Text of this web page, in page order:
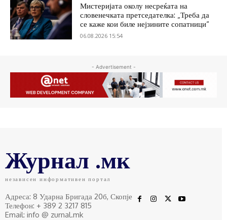
Мистеријата околу несреќата на
словенечката претседателка: „Треба да
се каже кои биле нејзините сопатници“
06.08.2026 15:54
- Advertisement -
Журнал .мк
независен информативен портал
Адреса: 8 Ударна Бригада 20б, Скопје
Телефон: + 389 2 3217 815
Email: info @ zurnal.mk